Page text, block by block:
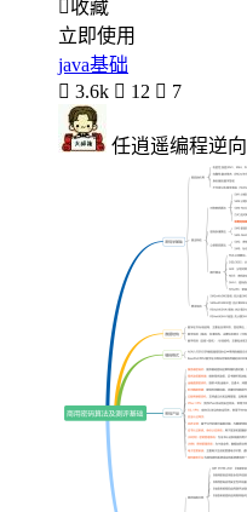
收藏
立即使用
java基础
 3.6k  12  7
任逍遥编程逆向